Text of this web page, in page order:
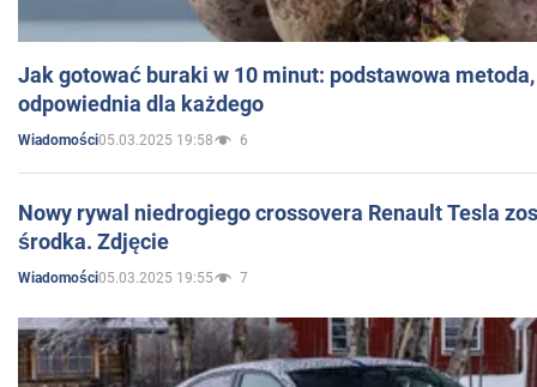
Jak gotować buraki w 10 minut: podstawowa
odpowiednia dla każdego
Wiadomości05.03.2025 19:58 6
Nowy rywal niedrogiego crossovera Renault Tesla
środka. Zdjęcie
Wiadomości05.03.2025 19:55 7